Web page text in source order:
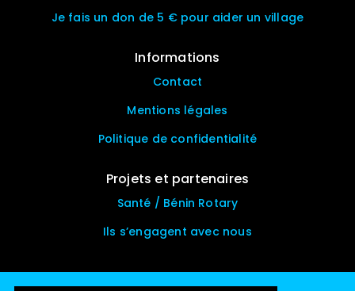
Je fais un don de 5 € pour aider un village
Informations
Contact
Mentions légales
Politique de confidentialité
Projets et partenaires
Santé / Bénin Rotary
Ils s’engagent avec nous